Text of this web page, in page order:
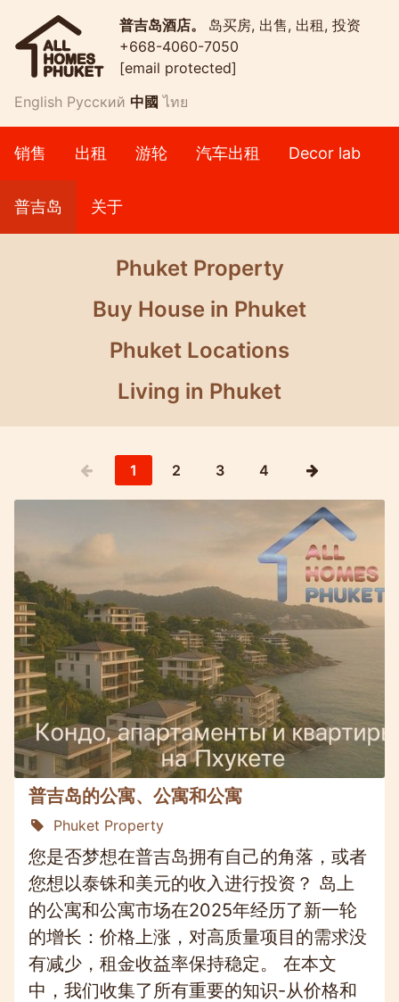
普吉岛酒店。 岛买房, 出售, 出租, 投资
+668-4060-7050
[email protected]
English Русский 中國 ไทย
销售 出租 游轮 汽车出租 Decor lab
普吉岛 关于
Phuket Property
Buy House in Phuket
Phuket Locations
Living in Phuket
1 2 3 4
普吉岛的公寓、公寓和公寓
Phuket Property
您是否梦想在普吉岛拥有自己的角落，或者
您想以泰铢和美元的收入进行投资？ 岛上
的公寓和公寓市场在2025年经历了新一轮
的增长：价格上涨，对高质量项目的需求没
有减少，租金收益率保持稳定。 在本文
中，我们收集了所有重要的知识-从价格和